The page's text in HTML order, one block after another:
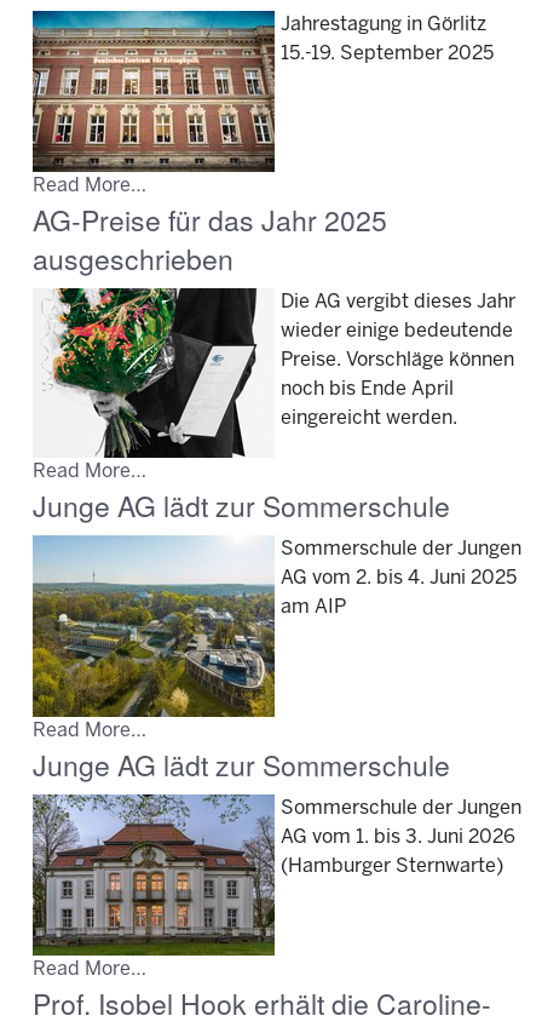
Jahrestagung in Görlitz
15.-19. September 2025
Read More…
AG-Preise für das Jahr 2025
ausgeschrieben
Die AG vergibt dieses Jahr
wieder einige bedeutende
Preise. Vorschläge können
noch bis Ende April
eingereicht werden.
Read More…
Junge AG lädt zur Sommerschule
Sommerschule der Jungen
AG vom 2. bis 4. Juni 2025
am AIP
Read More…
Junge AG lädt zur Sommerschule
Sommerschule der Jungen
AG vom 1. bis 3. Juni 2026
(Hamburger Sternwarte)
Read More…
Prof. Isobel Hook erhält die Caroline-